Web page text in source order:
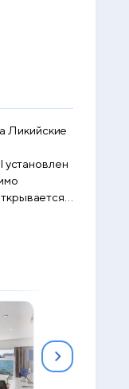
Ликийские
Honeymoon
30 м2